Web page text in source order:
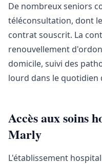
De nombreux seniors
téléconsultation, dont
contrat souscrit. La
renouvellement
domicile, suivi des
lourd dans le quotidien
Accès aux soins
Marly
L'établissement